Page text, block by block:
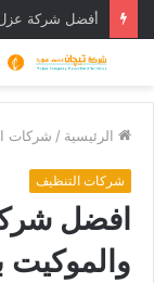
أفضل شركة عزل أسطح
الرئيسية / شركات
شركات التنظيف
افضل
والموكيت